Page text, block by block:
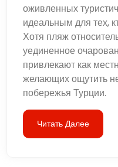
оживленных
идеальным для тех,
Хотя пляж
уединенное
привлекают как
желающих ощутить
побережья Турции.
Читать Далее